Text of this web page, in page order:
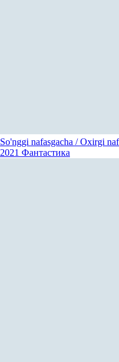
So'nggi nafasgacha / Oxirgi
2021 Фантастика